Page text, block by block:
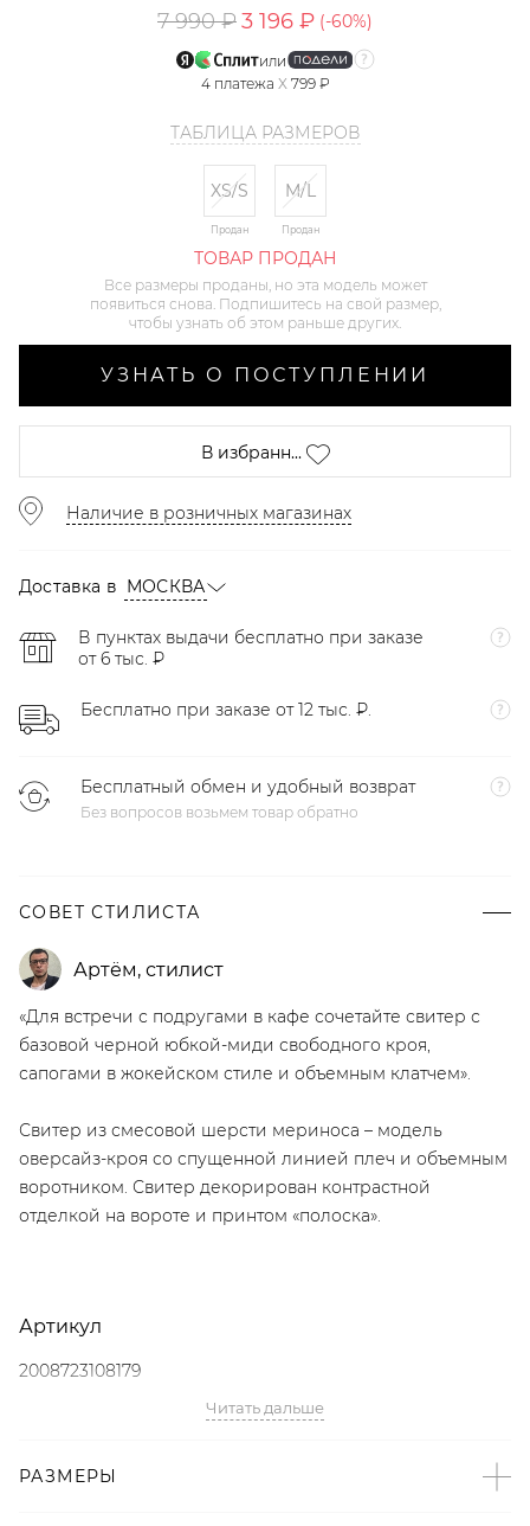
7 990 ₽3 196 ₽ (-60%)
или
4 платежа X 799 ₽
ТАБЛИЦА РАЗМЕРОВ
XS/S
Продан
M/L
Продан
ТОВАР ПРОДАН
Все размеры проданы, но эта модель может
появиться снова. Подпишитесь на свой размер,
чтобы узнать об этом раньше других.
УЗНАТЬ О ПОСТУПЛЕНИИ
В избранн...
Наличие в розничных магазинах
Доставка в МОСКВА
В пунктах выдачи бесплатно при заказе
от 6 тыс. ₽
Бесплатно при заказе от 12 тыс. ₽.
Бесплатный обмен и удобный возврат
Без вопросов возьмем товар обратно
СОВЕТ СТИЛИСТА
Артём, стилист
«Для встречи с подругами в кафе сочетайте свитер с
базовой черной юбкой-миди свободного кроя,
сапогами в жокейском стиле и объемным клатчем».
Свитер из смесовой шерсти мериноса – модель
оверсайз-кроя со спущенной линией плеч и объемным
воротником. Свитер декорирован контрастной
отделкой на вороте и принтом «полоска».
Артикул
2008723108179
– Произведено по индивидуальному заказу и под
Читать дальше
РАЗМЕРЫ